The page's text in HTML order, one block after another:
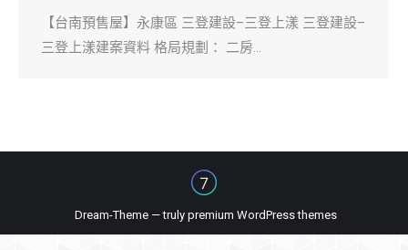
【台南預售屋】永康區 三登建設–三登上漾 三登建設–
三登上漾建案資料 格局規劃： 二房…
Dream-Theme — truly premium WordPress themes